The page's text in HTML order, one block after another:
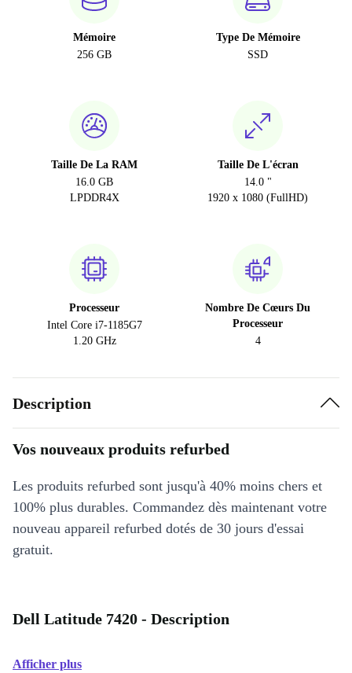
Mémoire
256 GB
Type De Mémoire
SSD
Taille De La RAM
16.0 GB
LPDDR4X
Taille De L'écran
14.0 "
1920 x 1080 (FullHD)
Processeur
Intel Core i7-1185G7
1.20 GHz
Nombre De Cœurs Du
Processeur
4
Description
Vos nouveaux produits refurbed
Les produits refurbed sont jusqu'à 40% moins chers et
100% plus durables. Commandez dès maintenant votre
nouveau appareil refurbed dotés de 30 jours d'essai
gratuit.
Dell Latitude 7420 - Description
Afficher plus